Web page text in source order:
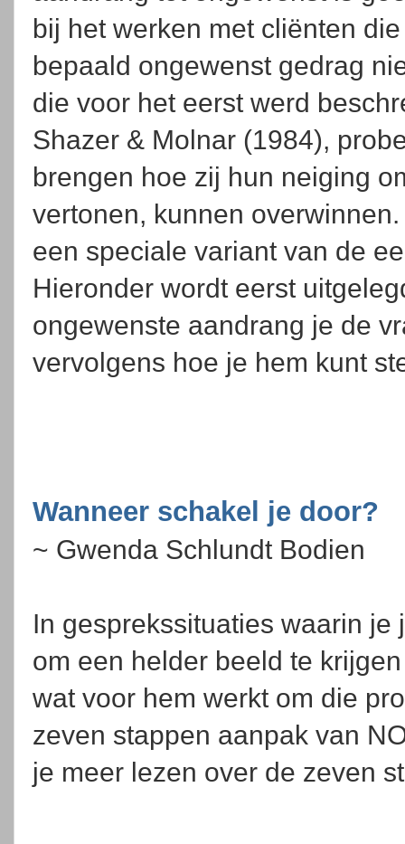
bij het werken met cliënten
bepaald ongewenst gedrag
die voor het eerst werd
Shazer & Molnar (1984),
brengen hoe zij hun neiging
vertonen, kunnen
een speciale variant van de
Hieronder wordt eerst
ongewenste aandrang je de
vervolgens hoe je hem kunt
Wanneer schakel je door?
~ Gwenda Schlundt Bodien
In gesprekssituaties waarin
om een helder beeld te
wat voor hem werkt om die
zeven stappen aanpak van
je meer lezen over de zeven